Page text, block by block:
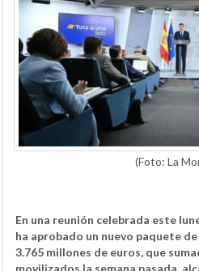
(Foto: La
En una reunión celebrada este
ha aprobado un nuevo paquete
3.765 millones de euros, que
movilizados la semana pasada,